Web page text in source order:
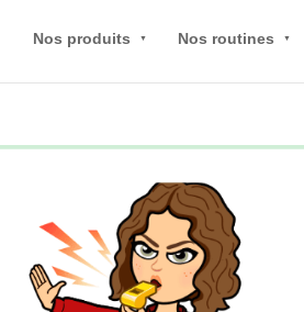
Nos produits Nos routines